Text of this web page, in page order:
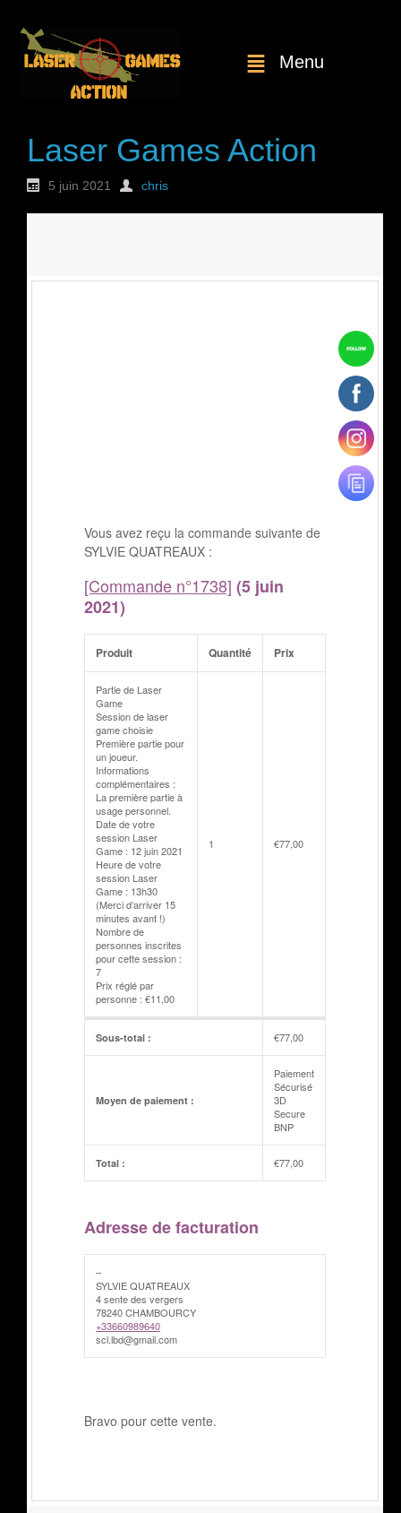
Menu
Laser Games Action
5 juin 2021 chris
Vous avez reçu la commande suivante de
SYLVIE QUATREAUX :
[Commande n°1738] (5 juin
2021)
Produit Quantité Prix
Partie de Laser
Game
Session de laser
game choisie
Première partie pour
un joueur.
Informations
complémentaires :
La première partie à
usage personnel.
Date de votre
session Laser
Game : 12 juin 2021
Heure de votre
session Laser
Game : 13h30
(Merci d’arriver 15
minutes avant !)
Nombre de
personnes inscrites
pour cette session :
7
Prix réglé par
personne : €11,00
1 €77,00
Sous-total : €77,00
Moyen de paiement :
Paiement
Sécurisé
3D
Secure
BNP
Total : €77,00
Adresse de facturation
–
SYLVIE QUATREAUX
4 sente des vergers
78240 CHAMBOURCY
+33660989640
scl.lbd@gmail.com
Bravo pour cette vente.